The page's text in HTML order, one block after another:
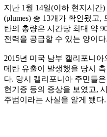
지난 1월 14일(이하 현지시간
(plumes) 총 13개가 확인됐고,
탄의 총량은 시간당 최대 약
전력을 공급할 수 있는 양이다.
2015년 미국 남부 캘리포니
메탄 유출이 발생했을 당시
다. 당시 캘리포니아 주민들
현기증 등의 증상을 보였고,
주범이라는 사실을 알게 됐다.